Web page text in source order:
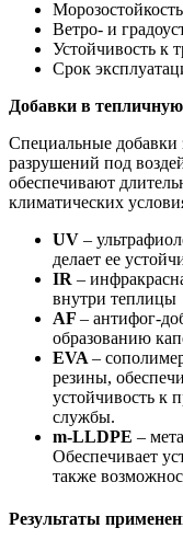
Ветро- и
Устойчивость к
Срок
Добавки в
Специальные
разрушений под
обеспечивают
климатических
UV –
делает ее
IR –
внутри теплицы
AF – антифог-
образованию
EVA –
резины,
устойчивость к
службы.
m-LLDPE –
Обеспечивает
также
Результаты